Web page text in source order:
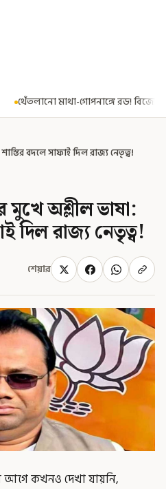
রড! বিজেপিশাসিত অসমে নাবালিকার
বদলে সাফাই দিল রাজ্য নেতৃত্ব!
মুখে অশ্লীল ভাষা:
দিল রাজ্য নেতৃত্ব!
শেয়ার
আগে কখনও দেখা যায়নি,